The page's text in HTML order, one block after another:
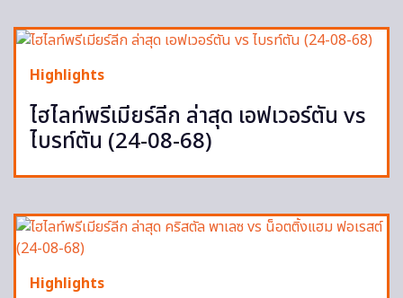
Highlights
ไฮไลท์พรีเมียร์ลีก ล่าสุด เอฟเวอร์ตัน vs
ไบรท์ตัน (24-08-68)
Highlights